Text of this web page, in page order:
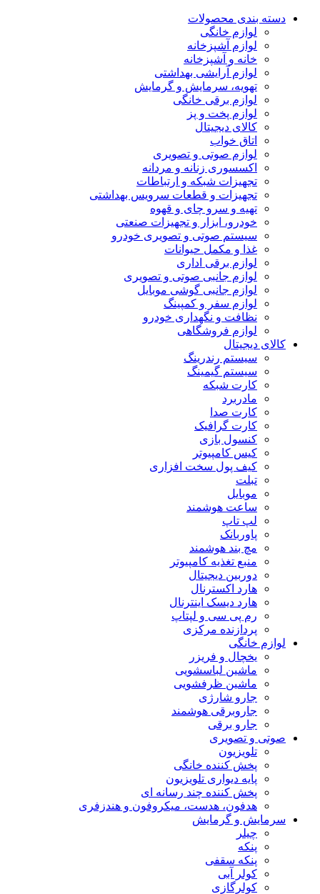
دسته بندی محصولات
لوازم خانگی
لوازم آشپزخانه
خانه و آشپزخانه
لوازم آرایشی بهداشتی
تهویه، سرمایش و گرمایش
لوازم برقی خانگی
لوازم پخت و پز
کالای دیجیتال
اتاق خواب
لوازم صوتی و تصویری
اکسسوری زنانه و مردانه
تجهیزات شبکه و ارتباطات
تجهیزات و قطعات سرویس بهداشتی
تهیه و سرو چای و قهوه
خودرو، ابزار و تجهیزات صنعتی
سیستم صوتی و تصویری خودرو
غذا و مکمل حیوانات
لوازم برقی اداری
لوازم جانبی صوتی و تصویری
لوازم جانبی گوشی موبایل
لوازم سفر و کمپینگ
نظافت و نگهداری خودرو
لوازم فروشگاهی
کالای دیجیتال
سیستم رندرینگ
سیستم گیمینگ
کارت شبکه
مادربرد
کارت صدا
کارت گرافیک
کنسول بازی
کیس کامپیوتر
کیف پول سخت افزاری
تبلت
موبایل
ساعت هوشمند
لپ تاپ
پاوربانک
مچ بند هوشمند
منبع تغذیه کامپیوتر
دوربین دیجیتال
هارد اکسترنال
هارد دیسک اینترنال
رم پی سی و لپتاپ
پردازنده مرکزی
لوازم خانگی
یخچال و فریزر
ماشین لباسشویی
ماشین ظرفشویی
جارو شارژی
جاروبرقی هوشمند
جارو برقی
صوتی و تصویری
تلویزیون
پخش کننده خانگی
پایه دیواری تلویزیون
پخش کننده چند رسانه ای
هدفون، هدست، میکروفون و هندزفری
سرمایش و گرمایش
چیلر
پنکه
پنکه سقفی
کولر آبی
کولرگازی